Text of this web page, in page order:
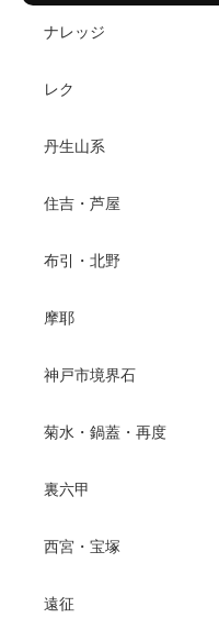
ナレッジ
レク
丹生山系
住吉・芦屋
布引・北野
摩耶
神戸市境界石
菊水・鍋蓋・再度
裏六甲
西宮・宝塚
遠征